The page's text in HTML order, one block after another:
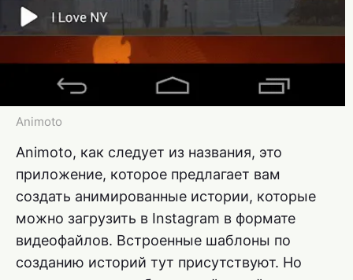
Animoto
Animoto, как следует из названия, это
приложение, которое предлагает вам
создать анимированные истории, которые
можно загрузить в Instagram в формате
видеофайлов. Встроенные шаблоны по
созданию историй тут присутствуют. Но